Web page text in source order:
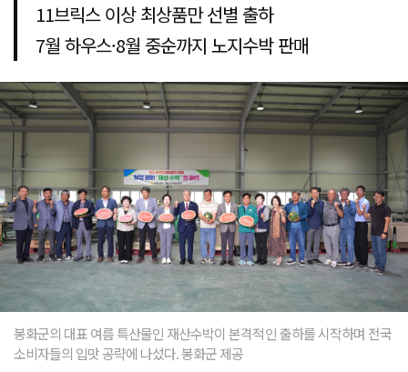
11브릭스 이상 최상품만 선별 출하
7월 하우스·8월 중순까지 노지수박 판매
봉화군의 대표 여름 특산물인 재산수박이 본격적인 출하를 시작하며 전국
소비자들의 입맛 공략에 나섰다. 봉화군 제공